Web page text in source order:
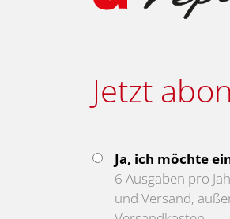
Jetzt
Ja, ich möchte
6 Ausgaben pro
und Versand,